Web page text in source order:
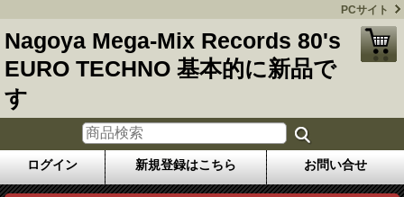
PCサイト
Nagoya Mega-Mix Records 80's
EURO TECHNO 基本的に新品で
す
ログイン 新規登録はこちら お問い合せ